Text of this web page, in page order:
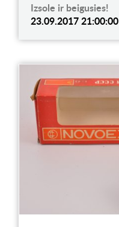
Izsole ir beigusies!
23.09.2017 21:00:00